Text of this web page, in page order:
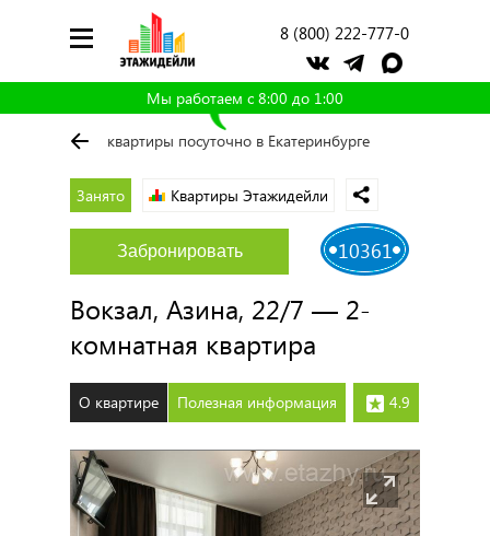
8 (800) 222-777-0
Мы работаем с 8:00 до 1:00
квартиры посуточно в Екатеринбурге
Занято Квартиры Этажидейли
10361
Забронировать
Вокзал, Азина, 22/7 — 2-
комнатная квартира
О квартире Полезная информация 4.9